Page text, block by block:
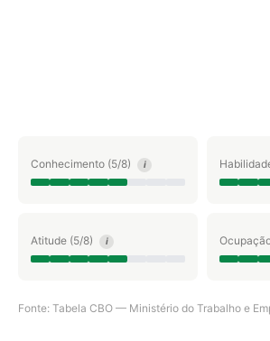
Conhecimento (5/8) i
Atitude (5/8) i
Fonte: Tabela CBO — Ministério do Trabalho e